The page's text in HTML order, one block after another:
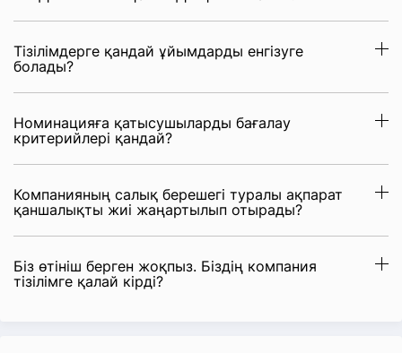
Тізілімдерге қандай ұйымдарды енгізуге
болады?
Номинацияға қатысушыларды бағалау
критерийлері қандай?
Компанияның салық берешегі туралы ақпарат
қаншалықты жиі жаңартылып отырады?
Біз өтініш берген жоқпыз. Біздің компания
тізілімге қалай кірді?